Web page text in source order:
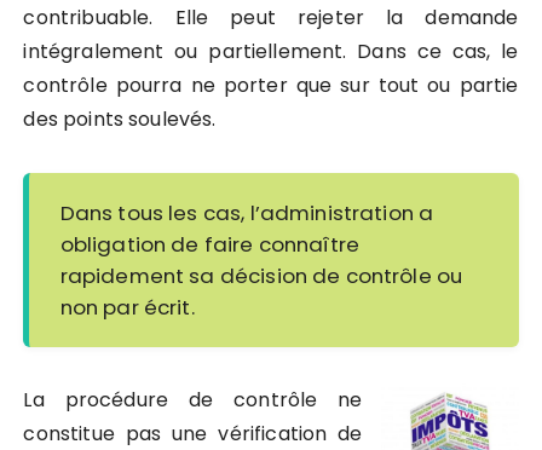
contribuable. Elle peut rejeter la demande
intégralement ou partiellement. Dans ce cas, le
contrôle pourra ne porter que sur tout ou partie
des points soulevés.
Dans tous les cas, l’administration a
obligation de faire connaître
rapidement sa décision de contrôle ou
non par écrit.
La procédure de contrôle ne
constitue pas une vérification de